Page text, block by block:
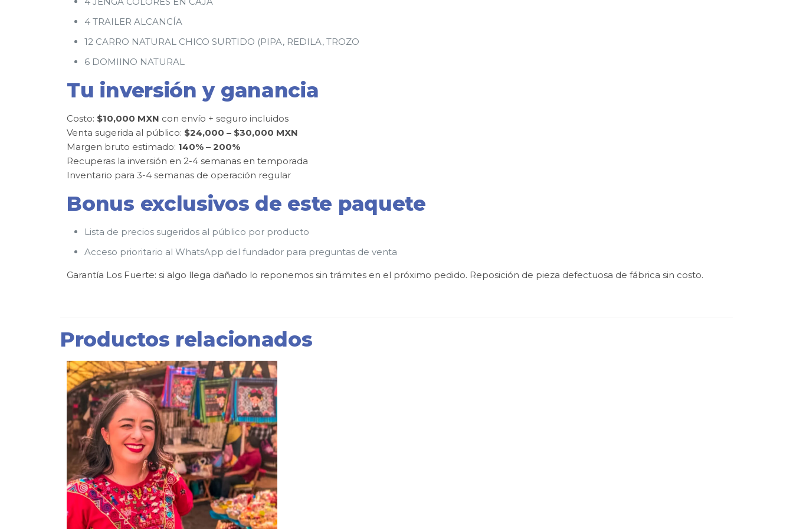
4 TRAILER ALCANCÍA
12 CARRO NATURAL CHICO SURTIDO (PIPA, REDILA, TROZO
6 DOMIINO NATURAL
Tu inversión y ganancia
Costo: $10,000 MXN con envío + seguro incluidos
Venta sugerida al público: $24,000 – $30,000 MXN
Margen bruto estimado: 140% – 200%
Recuperas la inversión en 2-4 semanas en temporada
Inventario para 3-4 semanas de operación regular
Bonus exclusivos de este paquete
Lista de precios sugeridos al público por producto
Acceso prioritario al WhatsApp del fundador para preguntas de venta
Garantía Los Fuerte: si algo llega dañado lo reponemos sin trámites en el próximo pedido. Reposición de pieza defectuosa de fábrica sin costo.
Productos relacionados